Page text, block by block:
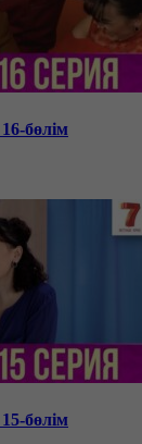
бөлім
бөлім